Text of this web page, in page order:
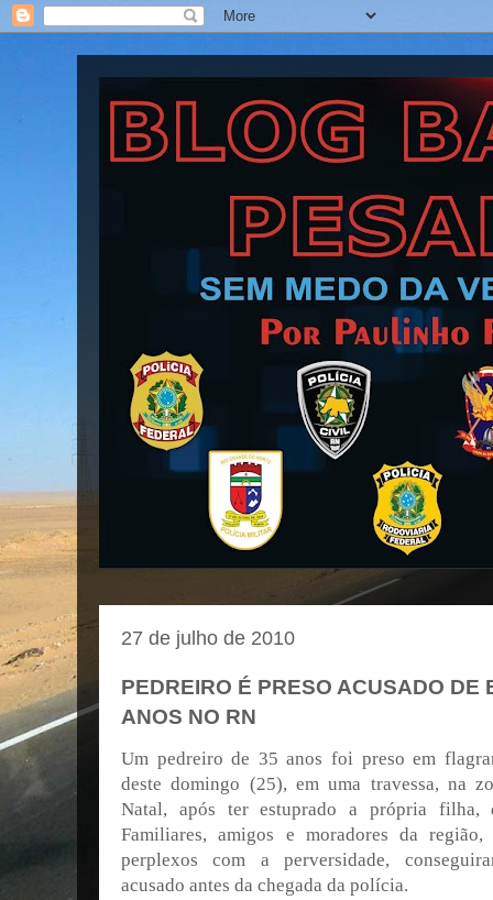
Blog Barra Pesada
27 de julho de 2010
PEDREIRO É PRESO ACUSADO DE
ANOS NO RN
Um pedreiro de 35 anos foi preso em
deste domingo (25), em uma travessa, na
Natal, após ter estuprado a própria filha,
Familiares, amigos e moradores da
perplexos com a perversidade,
acusado antes da chegada da polícia.